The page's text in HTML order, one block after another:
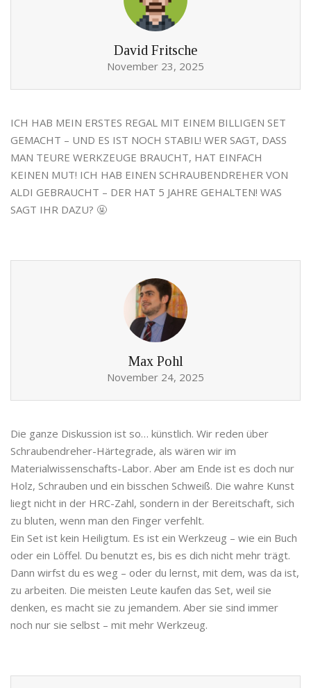
David Fritsche
November 23, 2025
ICH HAB MEIN ERSTES REGAL MIT EINEM BILLIGEN SET
GEMACHT – UND ES IST NOCH STABIL! WER SAGT, DASS
MAN TEURE WERKZEUGE BRAUCHT, HAT EINFACH
KEINEN MUT! ICH HAB EINEN SCHRAUBENDREHER VON
ALDI GEBRAUCHT – DER HAT 5 JAHRE GEHALTEN! WAS
SAGT IHR DAZU? 🤬
Max Pohl
November 24, 2025
Die ganze Diskussion ist so… künstlich. Wir reden über
Schraubendreher-Härtegrade, als wären wir im
Materialwissenschafts-Labor. Aber am Ende ist es doch nur
Holz, Schrauben und ein bisschen Schweiß. Die wahre Kunst
liegt nicht in der HRC-Zahl, sondern in der Bereitschaft, sich
zu bluten, wenn man den Finger verfehlt.
Ein Set ist kein Heiligtum. Es ist ein Werkzeug – wie ein Buch
oder ein Löffel. Du benutzt es, bis es dich nicht mehr trägt.
Dann wirfst du es weg – oder du lernst, mit dem, was da ist,
zu arbeiten. Die meisten Leute kaufen das Set, weil sie
denken, es macht sie zu jemandem. Aber sie sind immer
noch nur sie selbst – mit mehr Werkzeug.